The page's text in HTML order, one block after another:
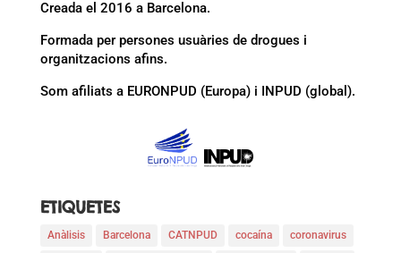
Creada el 2016 a Barcelona.
Formada per persones usuàries de drogues i
organitzacions afins.
Som afiliats a EURONPUD (Europa) i INPUD (global).
ETIQUETES
Anàlisis Barcelona CATNPUD cocaína coronavirus